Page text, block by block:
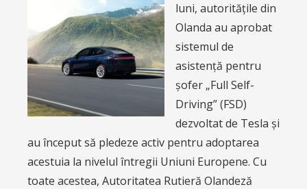
luni, autoritățile din
Olanda au aprobat
sistemul de
asistență pentru
șofer „Full Self-
Driving” (FSD)
dezvoltat de Tesla și
au început să pledeze activ pentru adoptarea
acestuia la nivelul întregii Uniuni Europene. Cu
toate acestea, Autoritatea Rutieră Olandeză